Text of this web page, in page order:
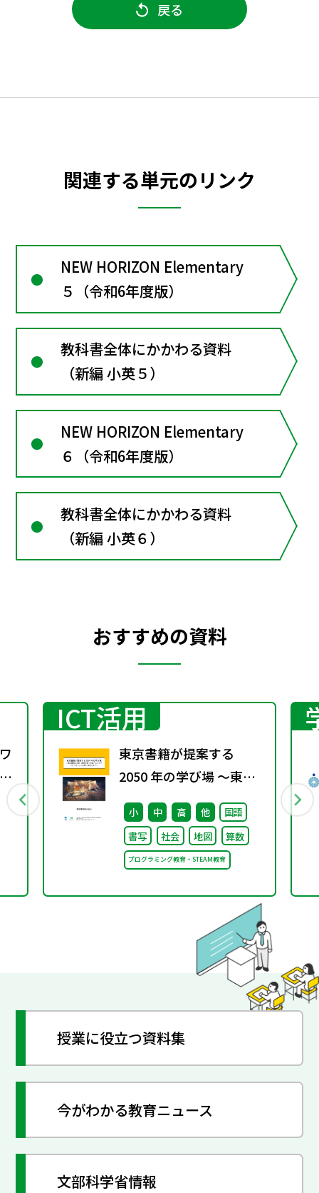
戻る
関連する単元のリンク
NEW HORIZON Elementary
５（令和6年度版）
教科書全体にかかわる資料
（新編 小英５）
NEW HORIZON Elementary
６（令和6年度版）
教科書全体にかかわる資料
（新編 小英６）
おすすめの資料
ICT活用
東京書籍が提案する
2050 年の学び場 ～東京
書籍は大阪・関西万博
「大阪ヘルスケア パビリ
オン」に出展・協賛しま
す～
小 中 高 他
国語
書写
社会 地図 算数
プログラミング教育・STEAM教育
授業に役立つ資料集
今がわかる教育ニュース
文部科学省情報